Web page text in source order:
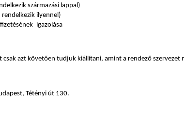
származási lappal)
ilyennel)
igazolása
azt követően tudjuk kiállítani, amint a rendező szervezet
Tétényi út 130.